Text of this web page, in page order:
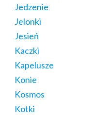
Jedzenie
Jelonki
Jesień
Kaczki
Kapelusze
Konie
Kosmos
Kotki